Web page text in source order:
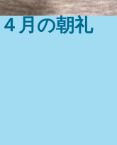
４月の朝礼